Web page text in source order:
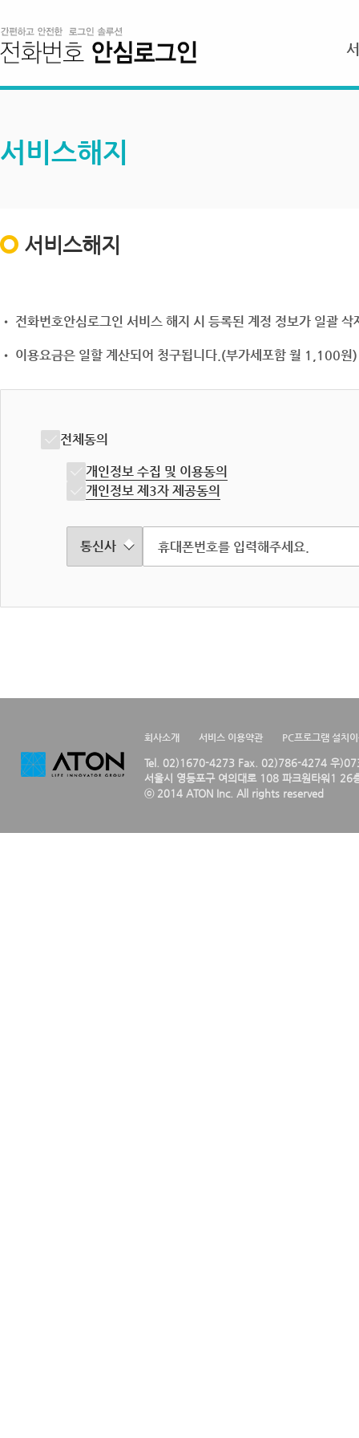
서비스해지
서비스해지
• 전화번호안심로그인 서비스 해지 시 등록된 계정 정보가 일괄
• 이용요금은 일할 계산되어 청구됩니다.(부가세포함 월 1,100원)
전체동의
개인정보 수집 및 이용동의
개인정보 제3자 제공동의
회사소개 서비스 이용약관 PC프로그램 설치
Tel. 02)1670-4273 Fax. 02)786-4274 우
서울시 영등포구 여의대로 108 파크원타워1 26
ⓒ 2014 ATON Inc. All rights reserved